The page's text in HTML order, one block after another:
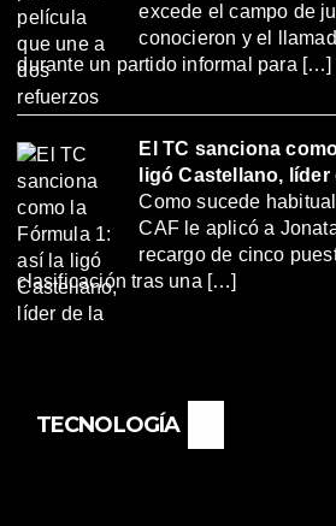
excede el campo de
conocieron y el
durante un partido informal para […]
El TC sanciona
ligó Castellano, líder
Como sucede
CAF le aplicó a
recargo de cinco
clasificación tras una […]
TECNOLOGÍA